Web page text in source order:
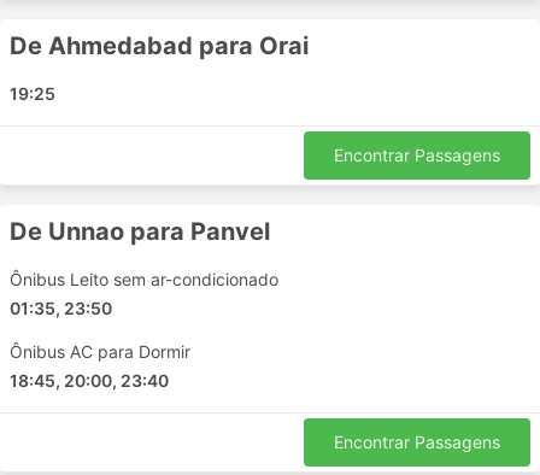
Dabra
Kalyan
Bhopal
Gwalior Bypass Chouraha
Khalghat
NerulMumbai
De Ahmedabad para Orai
19:25
Encontrar Passagens
De Unnao para Panvel
Ônibus Leito sem ar-condicionado
01:35, 23:50
Ônibus AC para Dormir
18:45, 20:00, 23:40
Encontrar Passagens